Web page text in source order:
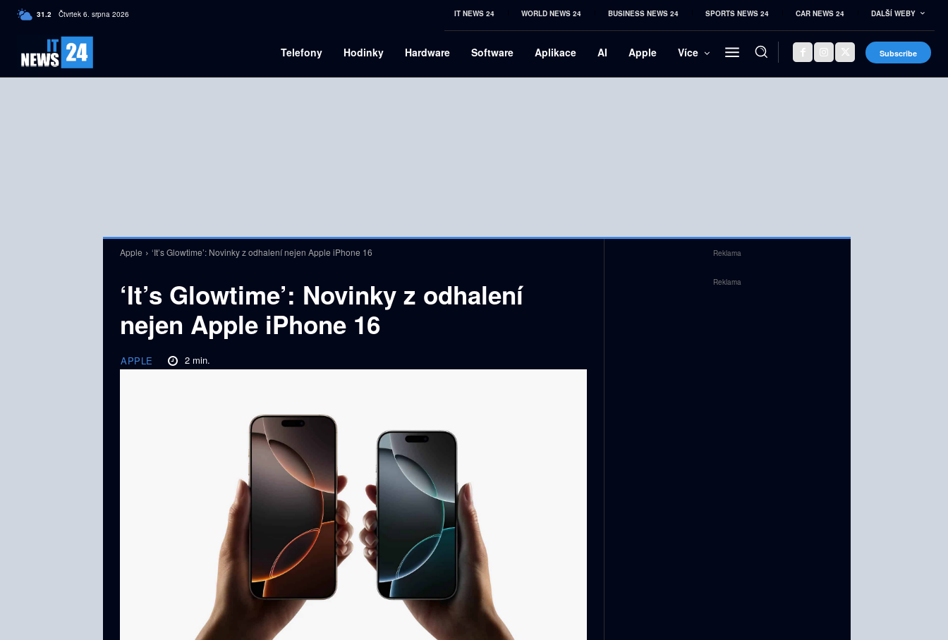
31.2 C Czech
Čtvrtek 6. srpna 2026 IT NEWS 24 WORLD NEWS 24 BUSINESS NEWS 24 SPORTS NEWS 24 CAR NEWS 24 DALŠÍ WEBY
Telefony Hodinky Hardware Software Aplikace AI Apple Více Subscribe
Apple ‘It’s Glowtime’: Novinky z odhalení nejen Apple iPhone 16
‘It’s Glowtime’: Novinky z odhalení
nejen Apple iPhone 16
APPLE 2min.
Reklama
Reklama